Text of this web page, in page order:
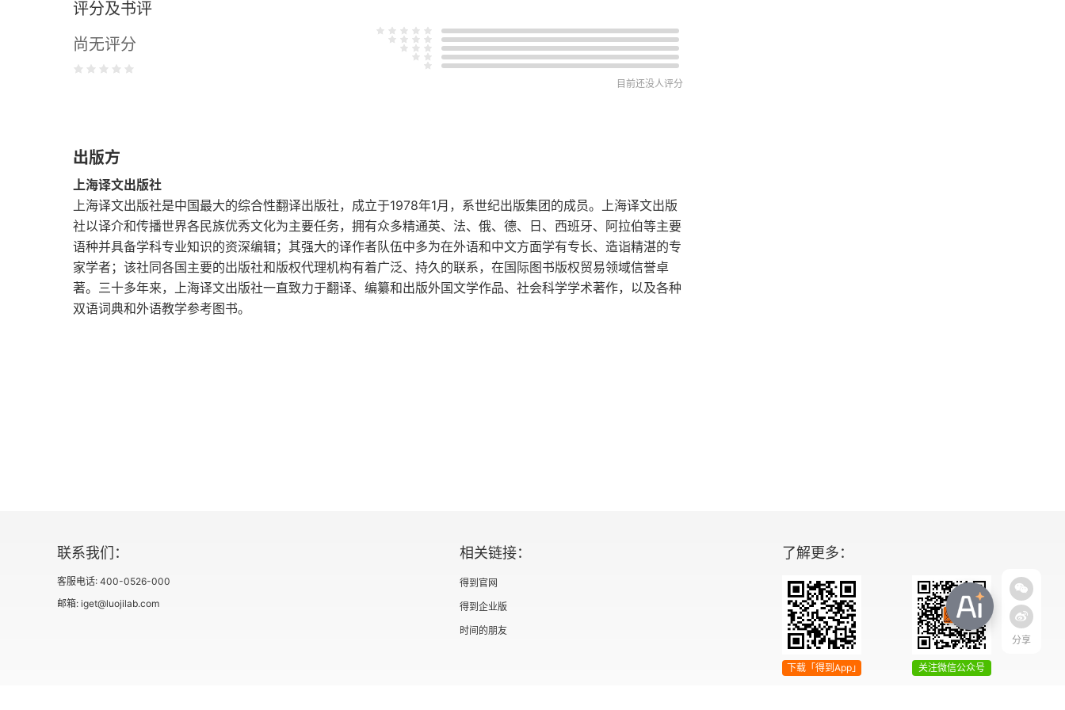
7 患病的诗神
8 为钱而干的诗神
11 恶运
12 前生
13 旅行的波希米亚人
14 人与海
15 地狱里的唐·璜
22 美的赞歌
评分及书评
尚无评分
目前还没人评分
出版方
上海译文出版社
上海译文出版社是中国最大的综合性翻译出版社，成立于1978年1月，系世纪出版集团的成员。上海译文出版
社以译介和传播世界各民族优秀文化为主要任务，拥有众多精通英、法、俄、德、日、西班牙、阿拉伯等主要
语种并具备学科专业知识的资深编辑；其强大的译作者队伍中多为在外语和中文方面学有专长、造诣精湛的专
家学者；该社同各国主要的出版社和版权代理机构有着广泛、持久的联系，在国际图书版权贸易领域信誉卓
著。三十多年来，上海译文出版社一直致力于翻译、编纂和出版外国文学作品、社会科学学术著作，以及各种
双语词典和外语教学参考图书。
分享
联系我们：
客服电话: 400-0526-000
邮箱: iget@luojilab.com
相关链接：
得到官网
得到企业版
时间的朋友
了解更多：
下载「得到App」 关注微信公众号